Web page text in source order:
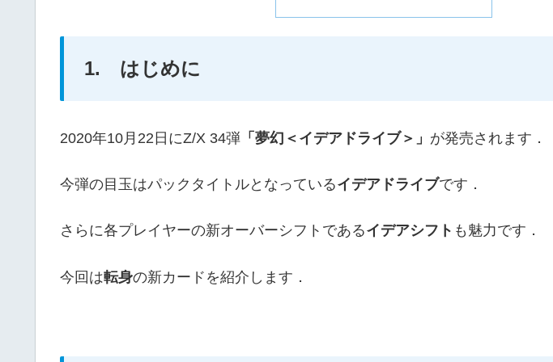
1. はじめに
2020年10月22日にZ/X 34弾 「夢幻＜イデアドライブ＞」 が発売されます．
今弾の目玉はパックタイトルとなっているイデアドライブです．
さらに各プレイヤーの新オーバーシフトであるイデアシフト も魅力です．
今回は転身の新カードを紹介します．